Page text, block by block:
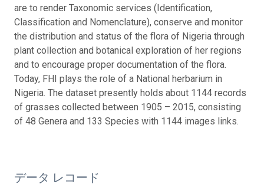
are to render Taxonomic services (Identification,
Classification and Nomenclature), conserve and monitor
the distribution and status of the flora of Nigeria through
plant collection and botanical exploration of her regions
and to encourage proper documentation of the flora.
Today, FHI plays the role of a National herbarium in
Nigeria. The dataset presently holds about 1144 records
of grasses collected between 1905 – 2015, consisting
of 48 Genera and 133 Species with 1144 images links.
データ レコード